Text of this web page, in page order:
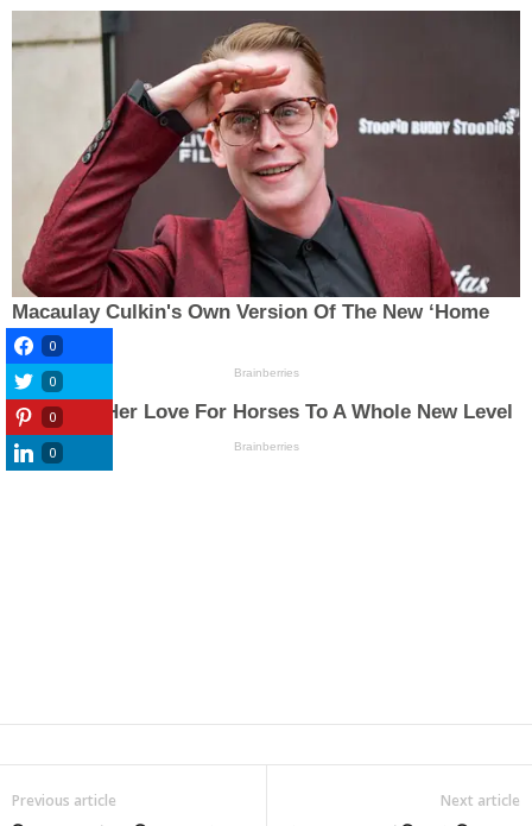
Previous article Next article
0
0
0
0